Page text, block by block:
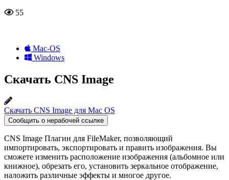
55
Mac-OS
Windows
Скачать CNS Image
Скачать CNS Image для Mac OS
Сообщить о нерабочей ссылке
CNS Image Плагин для FileMaker, позволяющий
импортировать, экспортировать и править изображения. Вы
сможете изменить расположение изображения (альбомное или
книжное), обрезать его, установить зеркальное отображение,
наложить различные эффекты и многое другое.